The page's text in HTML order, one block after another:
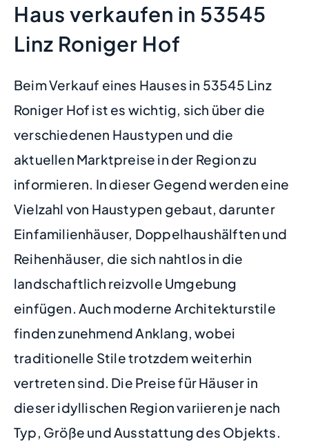
Haus verkaufen in 53545
Linz Roniger Hof
Beim Verkauf eines Hauses in 53545 Linz
Roniger Hof ist es wichtig, sich über die
verschiedenen Haustypen und die
aktuellen Marktpreise in der Region zu
informieren. In dieser Gegend werden eine
Vielzahl von Haustypen gebaut, darunter
Einfamilienhäuser, Doppelhaushälften und
Reihenhäuser, die sich nahtlos in die
landschaftlich reizvolle Umgebung
einfügen. Auch moderne Architekturstile
finden zunehmend Anklang, wobei
traditionelle Stile trotzdem weiterhin
vertreten sind. Die Preise für Häuser in
dieser idyllischen Region variieren je nach
Typ, Größe und Ausstattung des Objekts.